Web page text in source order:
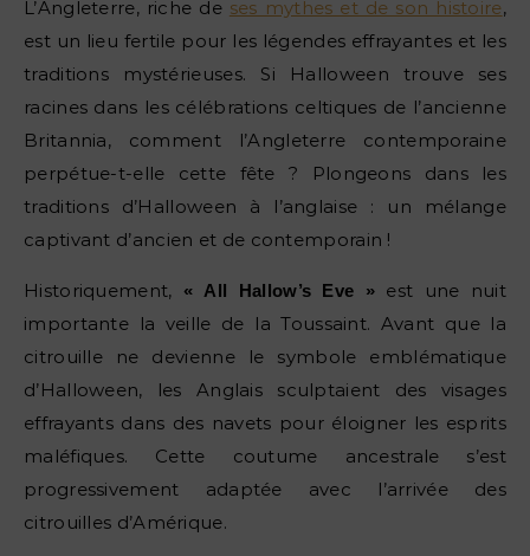
L’Angleterre, riche de ses mythes et de son histoire,
est un lieu fertile pour les légendes effrayantes et les
traditions mystérieuses. Si Halloween trouve ses
racines dans les célébrations celtiques de l’ancienne
Britannia, comment l’Angleterre contemporaine
perpétue-t-elle cette fête ? Plongeons dans les
traditions d’Halloween à l’anglaise : un mélange
captivant d’ancien et de contemporain !
Historiquement, « All Hallow’s Eve »est une nuit
importante la veille de la Toussaint. Avant que la
citrouille ne devienne le symbole emblématique
d’Halloween, les Anglais sculptaient des visages
effrayants dans des navets pour éloigner les esprits
maléfiques. Cette coutume ancestrale s’est
progressivement adaptée avec l’arrivée des
citrouilles d’Amérique.